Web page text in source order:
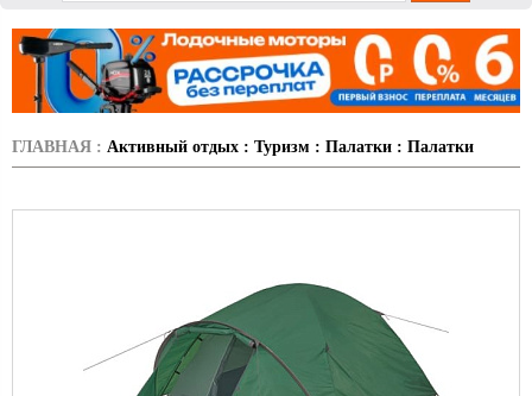
ГЛАВНАЯ : Активный отдых : Туризм : Палатки : Палатки